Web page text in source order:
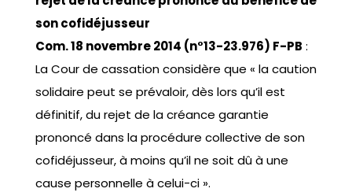
son cofidéjusseur
Com. 18 novembre 2014 (n°13-23.976) F-PB :
La Cour de cassation considère que « la caution
solidaire peut se prévaloir, dès lors qu’il est
définitif, du rejet de la créance garantie
prononcé dans la procédure collective de son
cofidéjusseur, à moins qu’il ne soit dû à une
cause personnelle à celui-ci ».